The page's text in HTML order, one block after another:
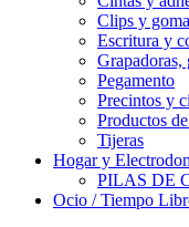
Clips y
Escritura y
Grapadoras,
Pegamento
Precintos y
Productos
Tijeras
Hogar y
PILAS DE
Ocio / Tiempo